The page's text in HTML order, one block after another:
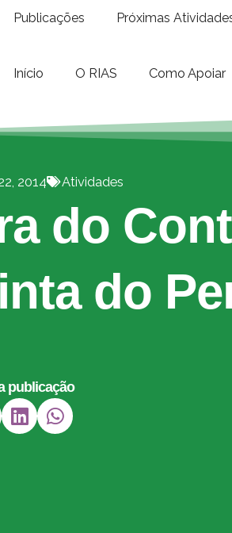
Publicações Próximas
Início O RIAS Como Apoiar
2014 Atividades
do
do
publicação